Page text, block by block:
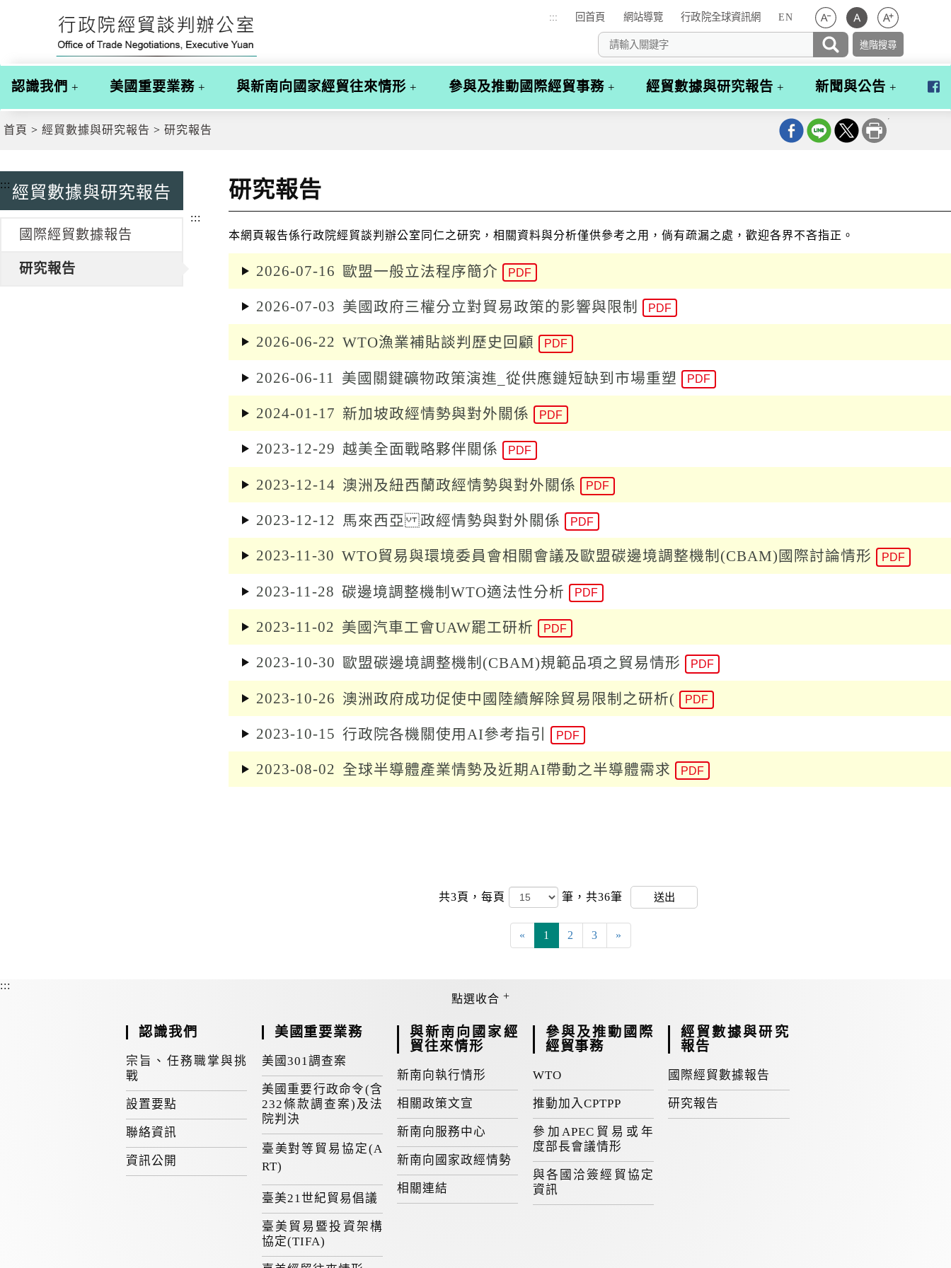
區
塊
C
區
塊
::: 回首頁 網站導覽 行政院全球資訊網 EN
認識我們 美國重要業務 與新南向國家經貿往來情形 參與及推動國際經貿事務 經貿數據與研究報告
新聞與公告
政
公
絲
首頁 經貿數據與研究報告 研究報告
::: 經貿數據與研究報告
國際經貿數據報告
研究報告
研究報告
:::
本網頁報告係行政院經貿談判辦公室同仁之研究，相關資料與分析僅供參考之用，倘有疏漏之處，歡迎各界不吝指正。
2026-07-16 歐盟一般立法程序簡介 PDF
2026-07-03 美國政府三權分立對貿易政策的影響與限制 PDF
2026-06-22 WTO漁業補貼談判歷史回顧 PDF
2026-06-11 美國關鍵礦物政策演進_從供應鏈短缺到市場重塑 PDF
2024-01-17 新加坡政經情勢與對外關係 PDF
2023-12-29 越美全面戰略夥伴關係 PDF
2023-12-14 澳洲及紐西蘭政經情勢與對外關係 PDF
2023-12-12 馬來西亞 政經情勢與對外關係 PDF
2023-11-30 WTO貿易與環境委員會相關會議及歐盟碳邊境調整機制(CBAM)國際討論情形 PDF
2023-11-28 碳邊境調整機制WTO適法性分析 PDF
2023-11-02 美國汽車工會UAW罷工研析 PDF
2023-10-30 歐盟碳邊境調整機制(CBAM)規範品項之貿易情形 PDF
2023-10-26 澳洲政府成功促使中國陸續解除貿易限制之研析( PDF
2023-10-15 行政院各機關使用AI參考指引 PDF
2023-08-02 全球半導體產業情勢及近期AI帶動之半導體需求 PDF
共3頁，每頁 筆，共36筆 送出
« 1 2 3 »
:::
認識我們
宗旨、任務職掌與挑
戰
設置要點
聯絡資訊
資訊公開
美國重要業務
美國301調查案
美國重要行政命令(含
232條款調查案)及法
院判決
臺美對等貿易協定(A
RT)
臺美21世紀貿易倡議
臺美貿易暨投資架構
協定(TIFA)
與新南向國家經
貿往來情形
新南向執行情形
相關政策文宣
新南向服務中心
新南向國家政經情勢
相關連結
參與及推動國際
經貿事務
WTO
推動加入CPTPP
參加APEC貿易或年
度部長會議情形
與各國洽簽經貿協定
資訊
經貿數據與研究
報告
國際經貿數據報告
研究報告